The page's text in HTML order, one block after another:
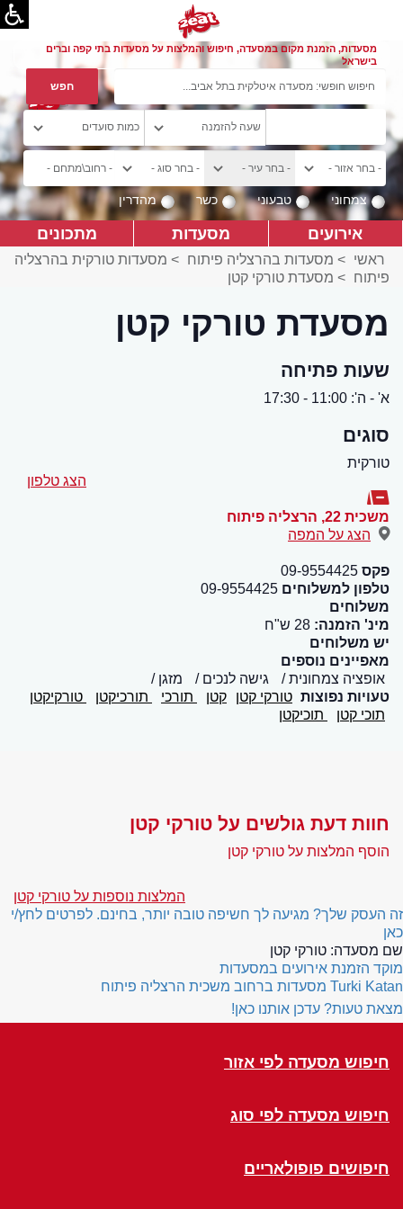
מסעדות, הזמנת מקום במסעדה, חיפוש והמלצות על מסעדות בתי קפה וברים
בישראל
צמחוני טבעוני כשר מהדרין
אירועים מסעדות מתכונים
ראשי > מסעדות בהרצליה פיתוח > מסעדות טורקית בהרצליה
פיתוח > מסעדת טורקי קטן
מסעדת טורקי קטן
שעות פתיחה
א' - ה': 11:00 - 17:30
סוגים
טורקית
הצג טלפון
משכית 22 , הרצליה פיתוח
הצג על המפה
פקס 09-9554425
טלפון למשלוחים 09-9554425
משלוחים
מינ' הזמנה: 28 ש"ח
יש משלוחים
מאפיינים נוספים
אופציה צמחונית
גישה לנכים
מזגן
טעויות נפוצות טורקי קטן קטן תורכי תורכיקטן
טורקיקטן
תוכי קטן
תוכיקטן
חוות דעת גולשים על טורקי קטן
הוסף המלצות על טורקי קטן
המלצות נוספות על טורקי קטן
זה העסק שלך? מגיעה לך חשיפה טובה יותר, בחינם. לפרטים לחץ/י
כאן
שם מסעדה: טורקי קטן
מוקד הזמנת אירועים במסעדות
Turki Katan מסעדות ברחוב משכית הרצליה פיתוח
מצאת טעות? עדכן אותנו כאן!
חיפוש מסעדה לפי אזור
חיפוש מסעדה לפי סוג
חיפושים פופולאריים